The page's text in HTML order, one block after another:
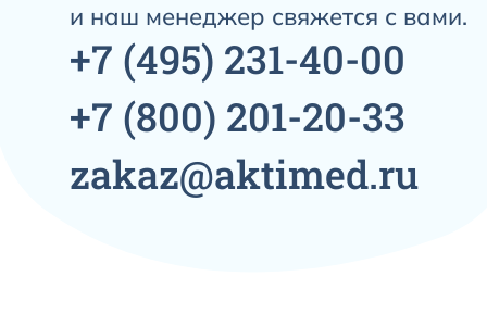
Датчик
медицинский:
и наш менеджер свяжется с вами.
+7 (495) 231-40-00
+7 (800) 201-20-33
zakaz@aktimed.ru